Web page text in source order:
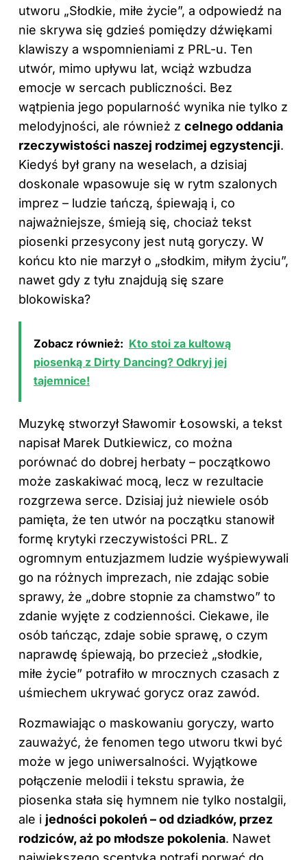
utworu „Słodkie, miłe życie”, a odpowiedź na
nie skrywa się gdzieś pomiędzy dźwiękami
klawiszy a wspomnieniami z PRL-u. Ten
utwór, mimo upływu lat, wciąż wzbudza
emocje w sercach publiczności. Bez
wątpienia jego popularność wynika nie tylko z
melodyjności, ale również z celnego oddania
rzeczywistości naszej rodzimej egzystencji.
Kiedyś był grany na weselach, a dzisiaj
doskonale wpasowuje się w rytm szalonych
imprez – ludzie tańczą, śpiewają i, co
najważniejsze, śmieją się, chociaż tekst
piosenki przesycony jest nutą goryczy. W
końcu kto nie marzył o „słodkim, miłym życiu”,
nawet gdy z tyłu znajdują się szare
blokowiska?
Zobacz również: Kto stoi za kultową
piosenką z Dirty Dancing? Odkryj jej
tajemnice!
Muzykę stworzył Sławomir Łosowski, a tekst
napisał Marek Dutkiewicz, co można
porównać do dobrej herbaty – początkowo
może zaskakiwać mocą, lecz w rezultacie
rozgrzewa serce. Dzisiaj już niewiele osób
pamięta, że ten utwór na początku stanowił
formę krytyki rzeczywistości PRL. Z
ogromnym entuzjazmem ludzie wyśpiewywali
go na różnych imprezach, nie zdając sobie
sprawy, że „dobre stopnie za chamstwo” to
zdanie wyjęte z codzienności. Ciekawe, ile
osób tańcząc, zdaje sobie sprawę, o czym
naprawdę śpiewają, bo przecież „słodkie,
miłe życie” potrafiło w mrocznych czasach z
uśmiechem ukrywać gorycz oraz zawód.
Rozmawiając o maskowaniu goryczy, warto
zauważyć, że fenomen tego utworu tkwi być
może w jego uniwersalności. Wyjątkowe
połączenie melodii i tekstu sprawia, że
piosenka stała się hymnem nie tylko nostalgii,
ale i jedności pokoleń – od dziadków, przez
rodziców, aż po młodsze pokolenia. Nawet